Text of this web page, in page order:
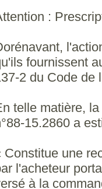
:
fournissent
2 du Code de
telle matière,
15.2860 a
Constitue une
l'acheteur
à la